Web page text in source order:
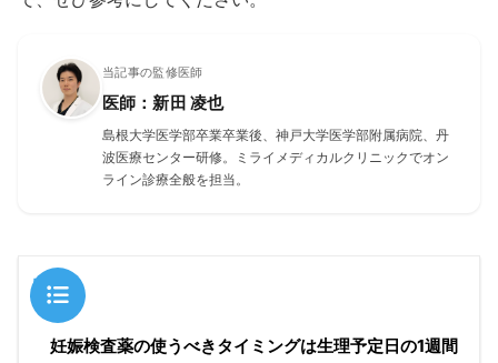
当記事の監修医師
医師：新田 凌也
島根大学医学部卒業卒業後、神戸大学医学部附属病院、丹
波医療センター研修。ミライメディカルクリニックでオン
ライン診療全般を担当。
目次
妊娠検査薬の使うべきタイミングは生理予定日の1週間